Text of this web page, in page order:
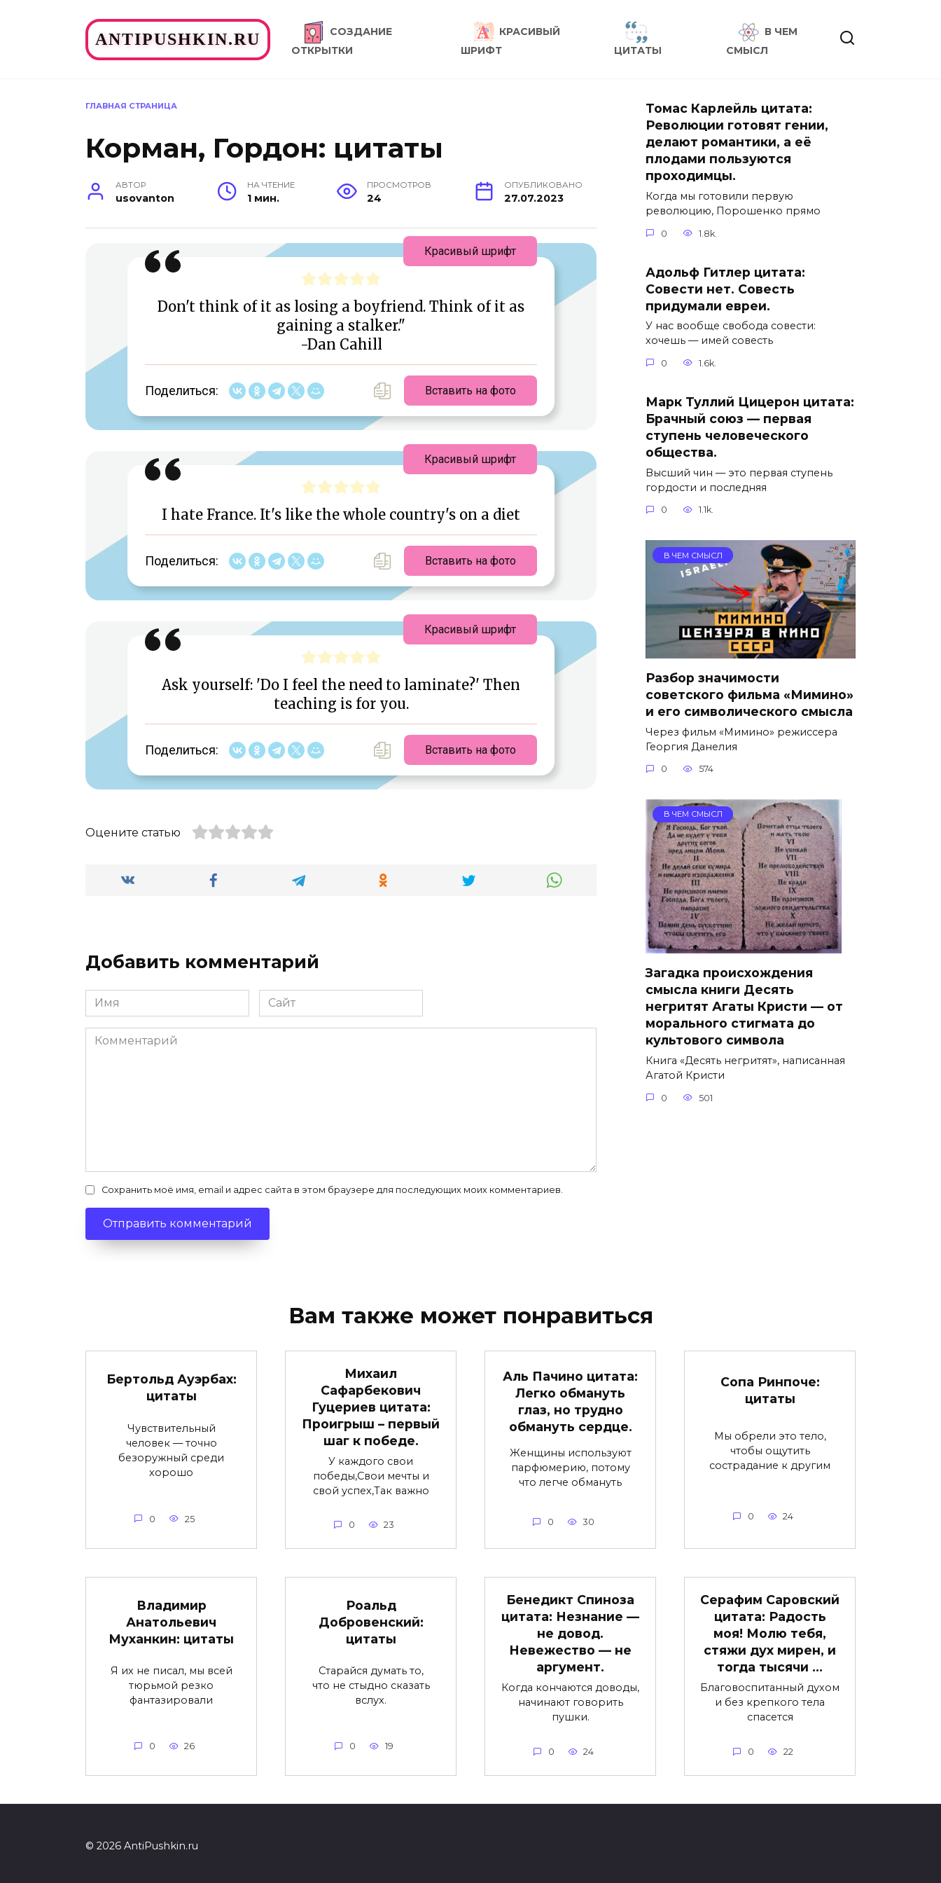
ANTIPUSHKIN.RU
СОЗДАНИЕ
ОТКРЫТКИ
КРАСИВЫЙ
ШРИФТ
ЦИТАТЫ
В ЧЕМ
СМЫСЛ
ГЛАВНАЯ СТРАНИЦА
Корман, Гордон: цитаты
АВТОР
usovanton
НА ЧТЕНИЕ
1 мин.
ПРОСМОТРОВ
24
ОПУБЛИКОВАНО
27.07.2023
Don't think of it as losing a boyfriend. Think of it as
gaining a stalker."
-Dan Cahill
Поделиться: Вставить на фото
Красивый шрифт
I hate France. It's like the whole country's on a diet
Поделиться: Вставить на фото
Красивый шрифт
Ask yourself: 'Do I feel the need to laminate?' Then
teaching is for you.
Поделиться: Вставить на фото
Красивый шрифт
Оцените статью
Добавить комментарий
Имя
*
Сайт
Комментарий
Сохранить моё имя, email и адрес сайта в этом браузере для последующих моих комментариев.
Томас Карлейль цитата:
Революции готовят гении,
делают романтики, а её
плодами пользуются
проходимцы.
Когда мы готовили первую
революцию, Порошенко прямо
0 1.8k.
Адольф Гитлер цитата:
Совести нет. Совесть
придумали евреи.
У нас вообще свобода совести:
хочешь — имей совесть
0 1.6k.
Марк Туллий Цицерон цитата:
Брачный союз — первая
ступень человеческого
общества.
Высший чин — это первая ступень
гордости и последняя
0 1.1k.
В ЧЕМ СМЫСЛ
Разбор значимости
советского фильма «Мимино»
и его символического смысла
Через фильм «Мимино» режиссера
Георгия Данелия
0 574
В ЧЕМ СМЫСЛ
Загадка происхождения
смысла книги Десять
негритят Агаты Кристи — от
морального стигмата до
культового символа
Книга «Десять негритят», написанная
Агатой Кристи
0 501
Вам также может понравиться
Бертольд Ауэрбах:
цитаты
Чувствительный
человек — точно
безоружный среди
хорошо
0 25
Михаил
Сафарбекович
Гуцериев цитата:
Проигрыш – первый
шаг к победе.
У каждого свои
победы,Свои мечты и
свой успех,Так важно
0 23
Аль Пачино цитата:
Легко обмануть
глаз, но трудно
обмануть сердце.
Женщины используют
парфюмерию, потому
что легче обмануть
0 30
Сопа Ринпоче:
цитаты
Мы обрели это тело,
чтобы ощутить
сострадание к другим
0 24
Владимир
Анатольевич
Муханкин: цитаты
Я их не писал, мы всей
тюрьмой резко
фантазировали
0 26
Роальд
Добровенский:
цитаты
Старайся думать то,
что не стыдно сказать
вслух.
0 19
Бенедикт Спиноза
цитата: Незнание —
не довод.
Невежество — не
аргумент.
Когда кончаются доводы,
начинают говорить
пушки.
0 24
Серафим Саровский
цитата: Радость
моя! Молю тебя,
стяжи дух мирен, и
тогда тысячи …
Благовоспитанный духом
и без крепкого тела
спасется
0 22
© 2026 AntiPushkin.ru